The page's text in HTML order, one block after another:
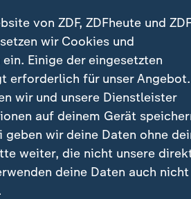
der Bonner Nordbrücke eine
verspricht, eine
von ZDF, ZDFheute und
wir Cookies und
Einige der eingesetzten
erforderlich für unser
wir und unsere Dienstleister
auf deinem Gerät
wir deine Daten ohne
weiter, die nicht unsere
deine Daten auch nicht